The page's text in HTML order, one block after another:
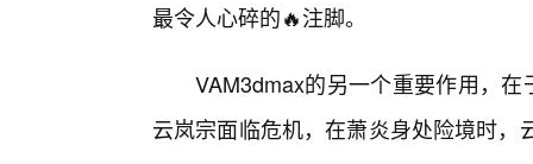
最令人心碎的🔥注脚。
VAM3dmax的另一个重要作用，
云岚宗面临危机，在萧炎身处险境时